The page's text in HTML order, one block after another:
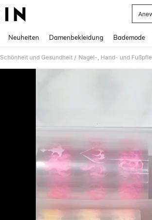
Neuheiten Damenbekleidung Bademode
Schönheit und Gesundheit / Nagel-, Hand- und